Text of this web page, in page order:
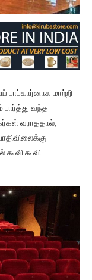
பாப்கார்னாக மாற்றி
வந்த
வராததால்,
கூவி